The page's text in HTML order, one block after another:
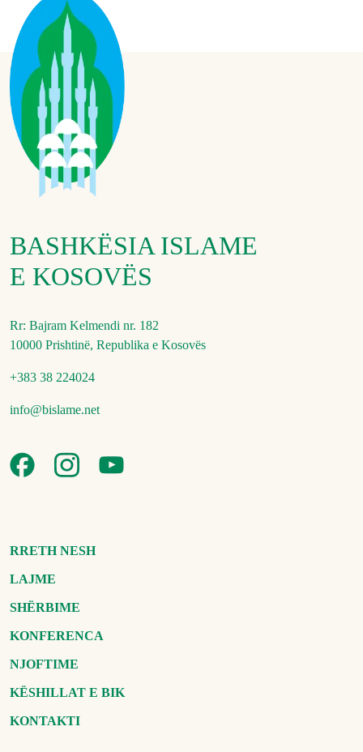
BASHKËSIA ISLAME
E KOSOVËS
Rr: Bajram Kelmendi nr. 182
10000 Prishtinë, Republika e Kosovës
+383 38 224024
info@bislame.net
RRETH NESH
LAJME
SHËRBIME
KONFERENCA
NJOFTIME
KËSHILLAT E BIK
KONTAKTI